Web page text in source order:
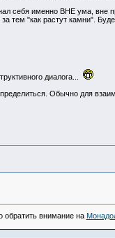
себя именно ВНЕ ума, вне
тем "как растут камни".
диалога...
Обычно для
обратить внимание на